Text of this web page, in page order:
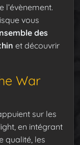
l’évènement.
vous
des
et découvrir
War
sur les
en intégrant
qualité, les